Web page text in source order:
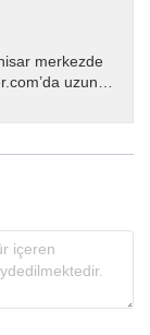
merkezde
uzun